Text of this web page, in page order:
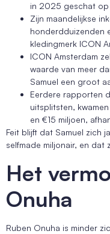
in 2025 geschat
Zijn maandelijkse
honderdduizenden
kledingmerk ICON
ICON Amsterdam
waarde van meer
Samuel een groot
Eerdere rapporten
uitsplitsten,
en €15 miljoen,
Feit blijft dat Samuel zich
selfmade miljonair, en
Het
Onuha
Ruben Onuha is minder